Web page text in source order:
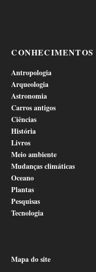
CONHECIMENTOS
Antropologia
Arqueologia
Astronomia
Carros antigos
Ciências
História
Livros
Meio ambiente
Mudanças climáticas
Oceano
Plantas
Pesquisas
Tecnologia
Mapa do site